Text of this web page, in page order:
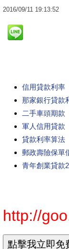
2016/09/11 19:13:52
信用貸款利率
那家銀行貸款
二手車頭期款
軍人信用貸款
貸款利率算法
郵政壽險保單
青年創業貸款
http://